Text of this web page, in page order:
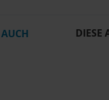
DIESE